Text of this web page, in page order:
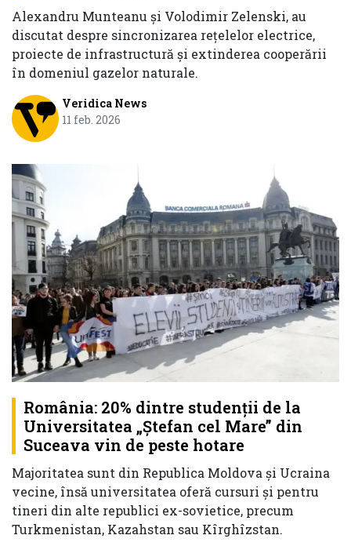
Alexandru Munteanu și Volodimir Zelenski, au
discutat despre sincronizarea rețelelor electrice,
proiecte de infrastructură și extinderea cooperării
în domeniul gazelor naturale.
Veridica News
11 feb. 2026
România: 20% dintre studenții de la
Universitatea „Ştefan cel Mare” din
Suceava vin de peste hotare
Majoritatea sunt din Republica Moldova şi Ucraina
vecine, însă universitatea oferă cursuri şi pentru
tineri din alte republici ex-sovietice, precum
Turkmenistan, Kazahstan sau Kîrghîzstan.